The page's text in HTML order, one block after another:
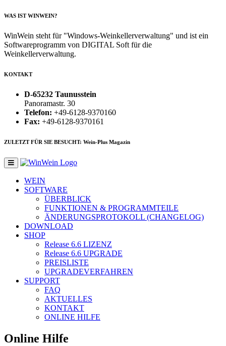
WAS IST WINWEIN?
WinWein steht für "Windows-Weinkellerverwaltung" und ist ein
Softwareprogramm von DIGITAL Soft für die
Weinkellerverwaltung.
KONTAKT
D-65232 Taunusstein
Panoramastr. 30
Telefon: +49-6128-9370160
Fax: +49-6128-9370161
ZULETZT FÜR SIE BESUCHT: Wein-Plus Magazin
WEIN
SOFTWARE
ÜBERBLICK
FUNKTIONEN & PROGRAMMTEILE
ÄNDERUNGSPROTOKOLL (CHANGELOG)
DOWNLOAD
SHOP
Release 6.6 LIZENZ
Release 6.6 UPGRADE
PREISLISTE
UPGRADEVERFAHREN
SUPPORT
FAQ
AKTUELLES
KONTAKT
ONLINE HILFE
Online Hilfe